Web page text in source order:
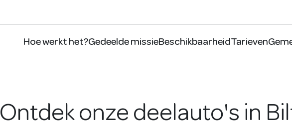
Hoe werkt het?Gedeelde missieBeschikbaarheidTarieven
Ontdek onze deelauto's in